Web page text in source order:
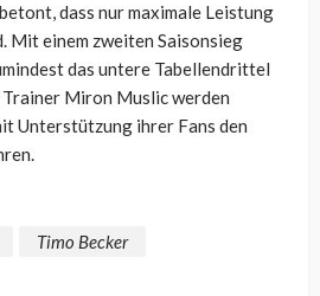
dass nur maximale Leistung
Mit einem zweiten Saisonsieg
das untere Tabellendrittel
Trainer Miron Muslic werden
Unterstützung ihrer Fans den
Timo Becker